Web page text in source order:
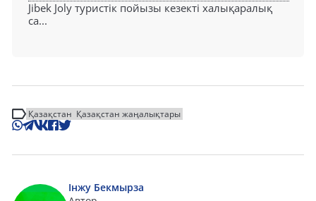
Jibek Joly туристік пойызы кезекті халықаралық
са...
Қазақстан Қазақстан жаңалықтары
Інжу Бекмырза